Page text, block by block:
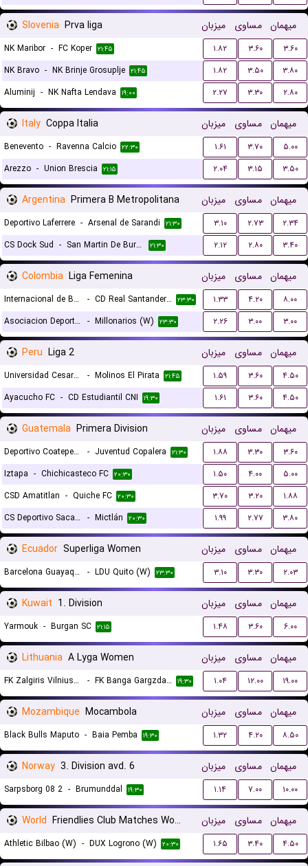
Slovenia Prva liga میزبان مساوی میهمان
NK Maribor - FC Koper ۲۱:۴۵ ۱.۸۲ ۳.۶۰
۳.۶۰
NK Bravo - NK Brinje Grosuplje ۲۱:۴۵ ۱.۸۲ ۳.۵۰
۳.۸۰
Aluminij - NK Nafta Lendava ۱۹:۰۰ ۲.۲۷ ۳.۳۰ ۲.۸۰
Italy Coppa Italia میزبان مساوی میهمان
Benevento - Ravenna Calcio ۲۲:۳۰ ۱.۶۱ ۳.۷۰
۵.۰۰
Arezzo - Union Brescia ۲۱:۱۵ ۲.۰۴ ۳.۱۵ ۳.۵۰
Argentina Primera B Metropolitana میزبان مساوی میهمان
Deportivo Laferrere - Arsenal de Sarandi ۲۱:۳۰ ۳.۱۰ ۲.۷۳
۲.۳۴
CS Dock Sud - San Martin De Burzaco ۲۱:۳۰ ۲.۱۲ ۲.۸۰ ۳.۴۰
Colombia Liga Femenina میزبان مساوی میهمان
Internacional de Bogota (W) - CD Real Santander (W) ۲۳:۳۰ ۱.۳۳ ۴.۲۰
۸.۰۰
Asociacion Deportivo Cali (W) - Millonarios (W) ۲۳:۳۰ ۲.۲۶ ۳.۰۰ ۳.۰۰
Peru Liga 2 میزبان مساوی میهمان
Universidad Cesar Vallejo - Molinos El Pirata ۲۱:۴۵ ۱.۵۹ ۳.۶۰
۴.۵۰
Ayacucho FC - CD Estudiantil CNI ۱۹:۳۰ ۱.۶۱ ۳.۶۰ ۴.۵۰
Guatemala Primera Division میزبان مساوی میهمان
Deportivo Coatepeque FC - Juventud Copalera ۲۱:۳۰ ۱.۸۸ ۳.۳۰
۳.۶۰
Iztapa - Chichicasteco FC ۲۰:۳۰ ۱.۵۰ ۴.۰۰
۵.۰۰
CSD Amatitlan - Quiche FC ۲۰:۳۰ ۳.۷۰ ۳.۲۰
۱.۸۸
CS Deportivo Sacachispas - Mictlán ۲۰:۳۰ ۱.۹۹ ۲.۷۷ ۳.۸۰
Ecuador Superliga Women میزبان مساوی میهمان
Barcelona Guayaquil (W) - LDU Quito (W) ۲۳:۳۰ ۳.۱۰ ۳.۳۰ ۲.۰۳
Kuwait 1. Division میزبان مساوی میهمان
Yarmouk - Burgan SC ۲۱:۱۵ ۱.۴۸ ۳.۶۰ ۶.۰۰
Lithuania A Lyga Women میزبان مساوی میهمان
FK Zalgiris Vilnius (W) - FK Banga Gargzdai (W) ۱۹:۳۰ ۱.۰۴ ۱۲.۰۰ ۱۹.۰۰
Mozambique Mocambola میزبان مساوی میهمان
Black Bulls Maputo - Baia Pemba ۱۹:۳۰ ۱.۳۲ ۴.۲۰ ۸.۵۰
Norway 3. Division avd. 6 میزبان مساوی میهمان
Sarpsborg 08 2 - Brumunddal ۱۹:۳۰ ۱.۱۴ ۷.۰۰ ۱۰.۰۰
World Friendlies Club Matches Women میزبان مساوی میهمان
Athletic Bilbao (W) - DUX Logrono (W) ۲۰:۳۰ ۱.۶۵ ۳.۴۰ ۴.۵۰